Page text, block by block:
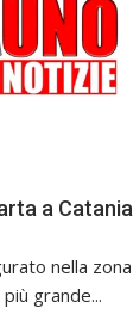
a Catania
nella zona
grande...